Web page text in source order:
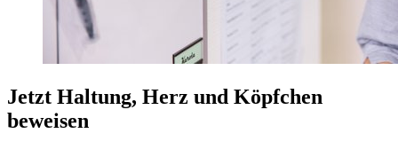
Jetzt Haltung, Herz und Köpfchen
beweisen